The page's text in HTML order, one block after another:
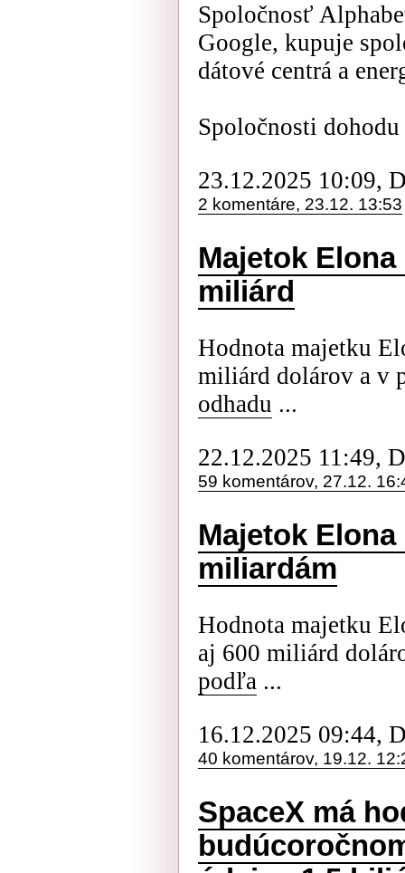
Spoločnosť
Google, kupuje
dátové centrá a
Spoločnosti dohodu
23.12.2025 10:09,
2 komentáre, 23.12. 13:53
Majetok
miliárd
Hodnota majetku
miliárd dolárov a v
odhadu ...
22.12.2025 11:49,
59 komentárov, 27.12.
Majetok
miliardám
Hodnota majetku
aj 600 miliárd
podľa ...
16.12.2025 09:44,
40 komentárov, 19.12.
SpaceX má